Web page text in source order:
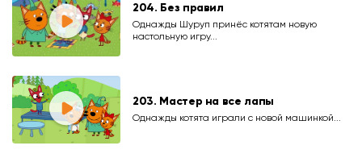
204. Без правил
Однажды Шуруп принёс котятам новую
настольную игру...
203. Мастер на все лапы
Однажды котята играли с новой машинкой...